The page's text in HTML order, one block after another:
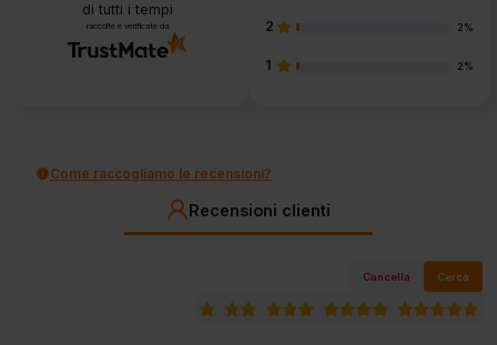
di tutti i tempi
raccolte e verificate da 2 2%
1 2%
Come raccogliamo le recensioni?
Recensioni clienti
Cancella Cerca